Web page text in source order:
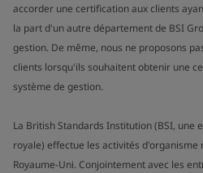
accorder une certification aux clients
la part d'un autre département de BSI
gestion. De même, nous ne proposons
clients lorsqu'ils souhaitent obtenir une
système de gestion.
La British Standards Institution (BSI, une
royale) effectue les activités
Royaume-Uni. Conjointement avec les